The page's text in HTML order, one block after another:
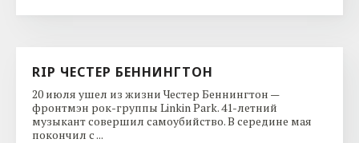
RIP ЧЕСТЕР БЕННИНГТОН
20 июля ушел из жизни Честер Беннингтон —
фронтмэн рок-группы Linkin Park. 41-летний
музыкант совершил самоубийство. В середине мая
покончил с ...